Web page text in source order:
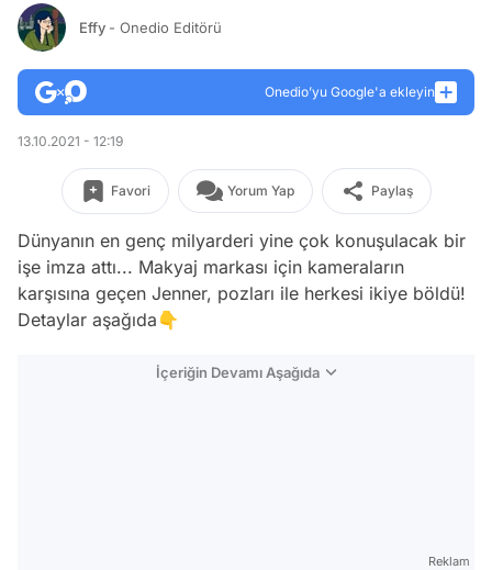
Effy - Onedio Editörü
Onedio’yu Google'a ekleyin
13.10.2021 - 12:19
Favori Yorum Yap Paylaş
Dünyanın en genç milyarderi yine çok konuşulacak bir
işe imza attı... Makyaj markası için kameraların
karşısına geçen Jenner, pozları ile herkesi ikiye böldü!
Detaylar aşağıda👇
İçeriğin Devamı Aşağıda
Reklam